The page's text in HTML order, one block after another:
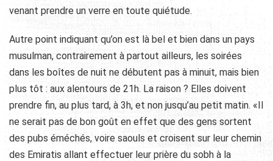
venant prendre un verre en toute quiétude.
Autre point indiquant qu’on est là bel et bien dans un pays
musulman, contrairement à partout ailleurs, les soirées
dans les boîtes de nuit ne débutent pas à minuit, mais bien
plus tôt : aux alentours de 21h. La raison ? Elles doivent
prendre fin, au plus tard, à 3h, et non jusqu’au petit matin. «Il
ne serait pas de bon goût en effet que des gens sortent
des pubs éméchés, voire saouls et croisent sur leur chemin
des Emiratis allant effectuer leur prière du sobh à la